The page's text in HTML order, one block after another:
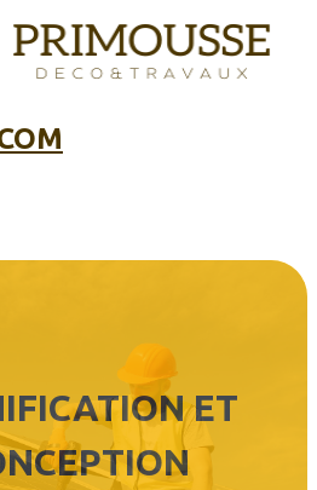
ET